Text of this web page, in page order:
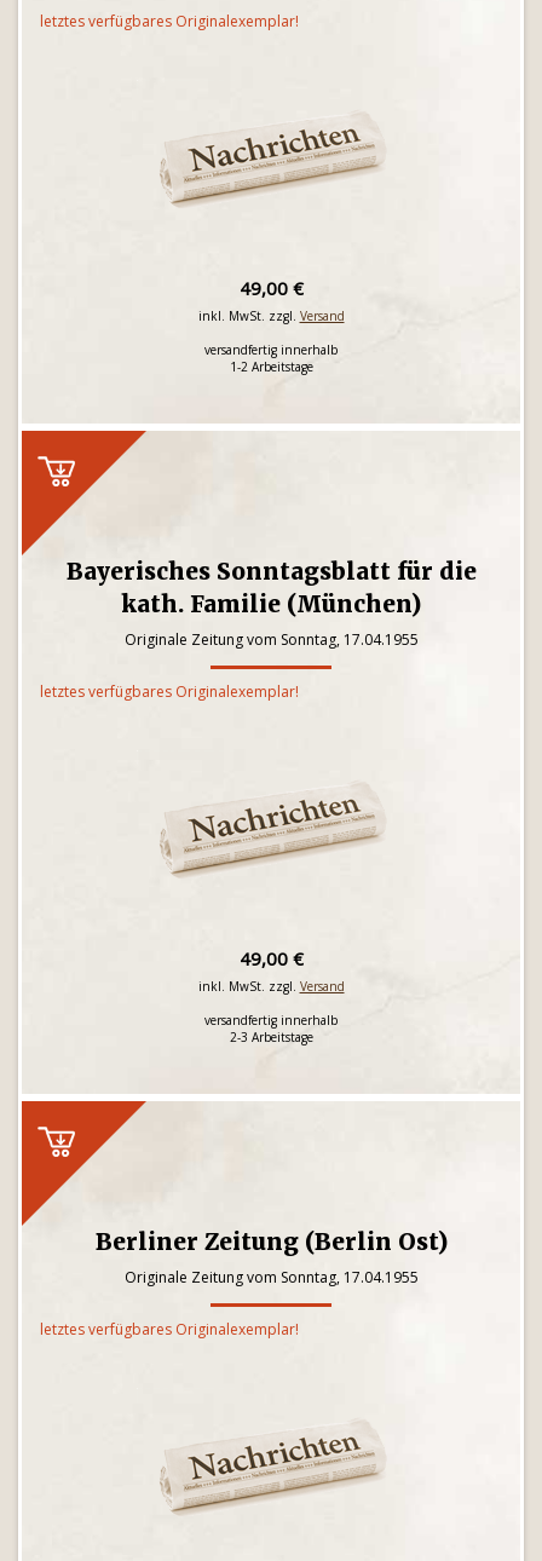
letztes verfügbares Originalexemplar!
49,00 €
inkl. MwSt. zzgl. Versand
versandfertig innerhalb
1-2 Arbeitstage
Bayerisches Sonntagsblatt für die
kath. Familie (München)
Originale Zeitung vom Sonntag, 17.04.1955
letztes verfügbares Originalexemplar!
49,00 €
inkl. MwSt. zzgl. Versand
versandfertig innerhalb
2-3 Arbeitstage
Berliner Zeitung (Berlin Ost)
Originale Zeitung vom Sonntag, 17.04.1955
letztes verfügbares Originalexemplar!